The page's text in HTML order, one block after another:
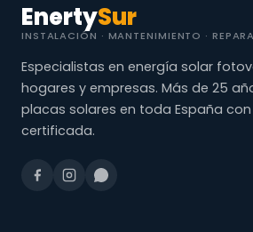
EnertySur
INSTALACIÓN · MANTENIMIENTO ·
Especialistas en energía solar
hogares y empresas. Más de 25
placas solares en toda España
certificada.